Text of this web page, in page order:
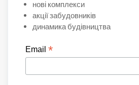
нові комплекси
акції забудовників
динамика будівництва
Email *